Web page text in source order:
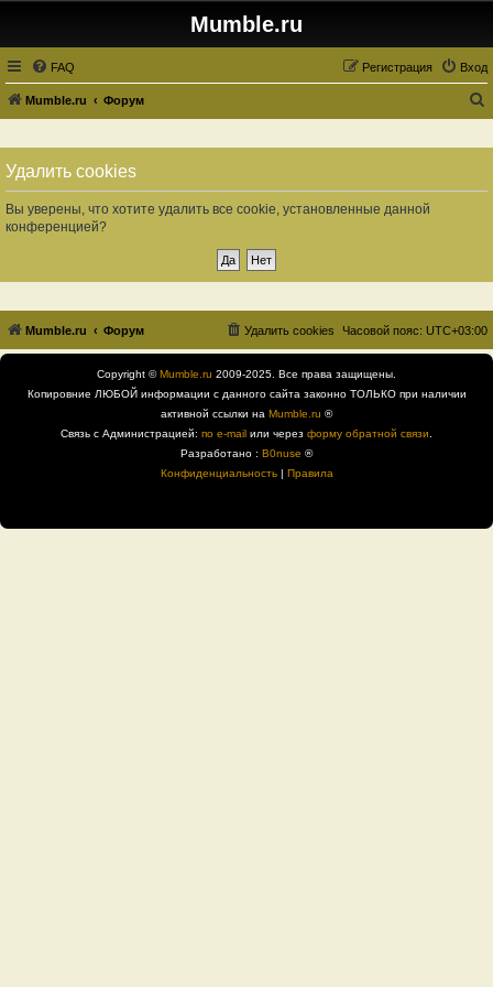
Mumble.ru
FAQ Вход
Регистрация
Mumble.ru Форум
и
Удалить cookies
Вы уверены, что хотите удалить все cookie, установленные данной
конференцией?
Mumble.ru Форум Часовой пояс: UTC+03:00
Удалить cookies
Copyright ©Mumble.ru 2009-2025. Все права защищены.
Копировние ЛЮБОЙ информации с данного сайта законно ТОЛЬКО при наличии
активной ссылки на Mumble.ru ®
Связь с Администрацией: по e-mail или через форму обратной связи
Разработано : B0nuse ®
Конфиденциальность| Правила